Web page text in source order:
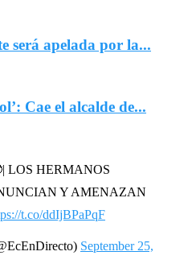
será apelada por la...
Cae el alcalde de...
LOS HERMANOS
Y AMENAZAN
t.co/ddIjBPaPqF
September 25,